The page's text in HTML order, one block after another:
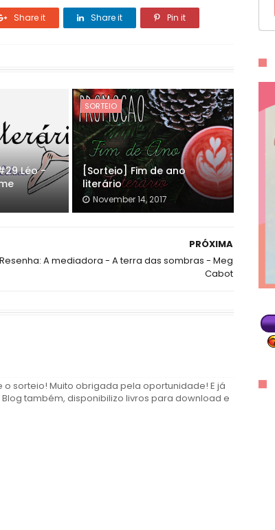
Share it Share it Pin it
Léo -
SORTEIO
[Sorteio] Fim de ano
literário
November 14, 2017
PRÓXIMA
Resenha: A mediadora - A terra das sombras - Meg
Cabot
sorteio! Muito obrigada pela oportunidade! E já
também, disponibilizo livros para download e